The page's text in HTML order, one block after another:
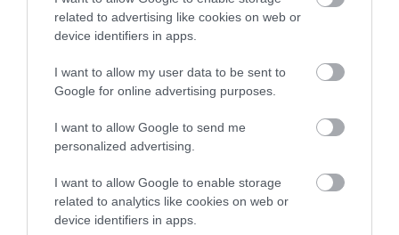
related to advertising like cookies on web or
device identifiers in apps.
I want to allow my user data to be sent to
Google for online advertising purposes.
I want to allow Google to send me
personalized advertising.
I want to allow Google to enable storage
related to analytics like cookies on web or
device identifiers in apps.
Értékelések
1.0 5 0
4 0
3 0
2 0
1 1